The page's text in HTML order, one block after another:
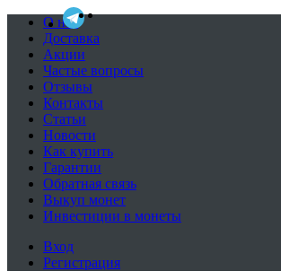
О нас
Доставка
Акции
Частые вопросы
Отзывы
Контакты
Статьи
Новости
Как купить
Гарантии
Обратная связь
Выкуп монет
Инвестиции в монеты
Вход
Регистрация